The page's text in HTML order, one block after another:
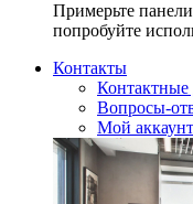
Примерьте
попробуйте
Контакты
Вопросы-
Мой аккаунт